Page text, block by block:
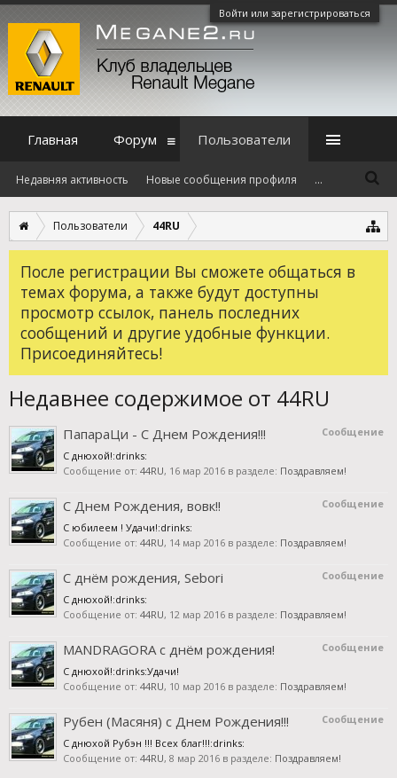
Войти или зарегистрироваться
Пользователи 44RU
После регистрации Вы сможете общаться в
темах форума, а также будут доступны
просмотр ссылок, панель последних
сообщений и другие удобные функции.
Присоединяйтесь!
Недавнее содержимое от 44RU
Сообщение
ПапараЦи - С Днем Рождения!!!
С днюхой!:drinks:
Сообщение от: 44RU, 16 мар 2016 в разделе: Поздравляем!
Сообщение
С Днем Рождения, вовк!!
С юбилеем ! Удачи!:drinks:
Сообщение от: 44RU, 14 мар 2016 в разделе: Поздравляем!
Сообщение
С днём рождения, Sebori
С днюхой!:drinks:
Сообщение от: 44RU, 12 мар 2016 в разделе: Поздравляем!
Сообщение
MANDRAGORA с днём рождения!
С днюхой!:drinks:Удачи!
Сообщение от: 44RU, 10 мар 2016 в разделе: Поздравляем!
Сообщение
Рубен (Масяня) с Днем Рождения!!!
С днюхой Рубэн !!! Всех благ!!!:drinks:
Сообщение от: 44RU, 8 мар 2016 в разделе: Поздравляем!
Главная Форум Пользователи
Недавняя активность Новые сообщения профиля ...